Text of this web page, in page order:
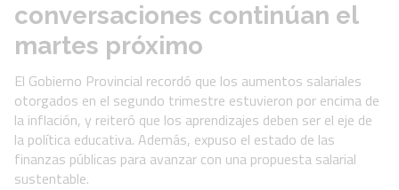
conversaciones continúan el
martes próximo
El Gobierno Provincial recordó que los aumentos salariales
otorgados en el segundo trimestre estuvieron por encima de
la inflación, y reiteró que los aprendizajes deben ser el eje de
la política educativa. Además, expuso el estado de las
finanzas públicas para avanzar con una propuesta salarial
sustentable.